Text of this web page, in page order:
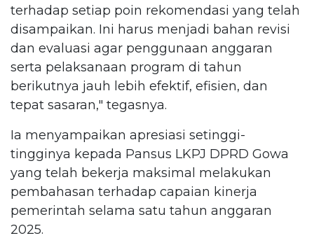
terhadap setiap poin rekomendasi yang telah
disampaikan. Ini harus menjadi bahan revisi
dan evaluasi agar penggunaan anggaran
serta pelaksanaan program di tahun
berikutnya jauh lebih efektif, efisien, dan
tepat sasaran," tegasnya.
Ia menyampaikan apresiasi setinggi-
tingginya kepada Pansus LKPJ DPRD Gowa
yang telah bekerja maksimal melakukan
pembahasan terhadap capaian kinerja
pemerintah selama satu tahun anggaran
2025.